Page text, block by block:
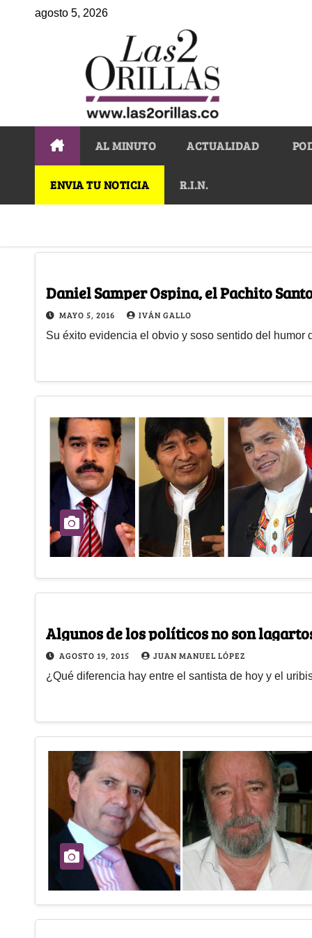
agosto 5, 2026
AL MINUTO ACTUALIDAD
ENVIA TU NOTICIA R.I.N.
Daniel Samper Ospina, el Pachito
MAYO 5, 2016 IVÁN GALLO
Su éxito evidencia el obvio y soso sentido del humor
Algunos de los políticos no son
AGOSTO 19, 2015 JUAN MANUEL LÓPEZ
¿Qué diferencia hay entre el santista de hoy y el